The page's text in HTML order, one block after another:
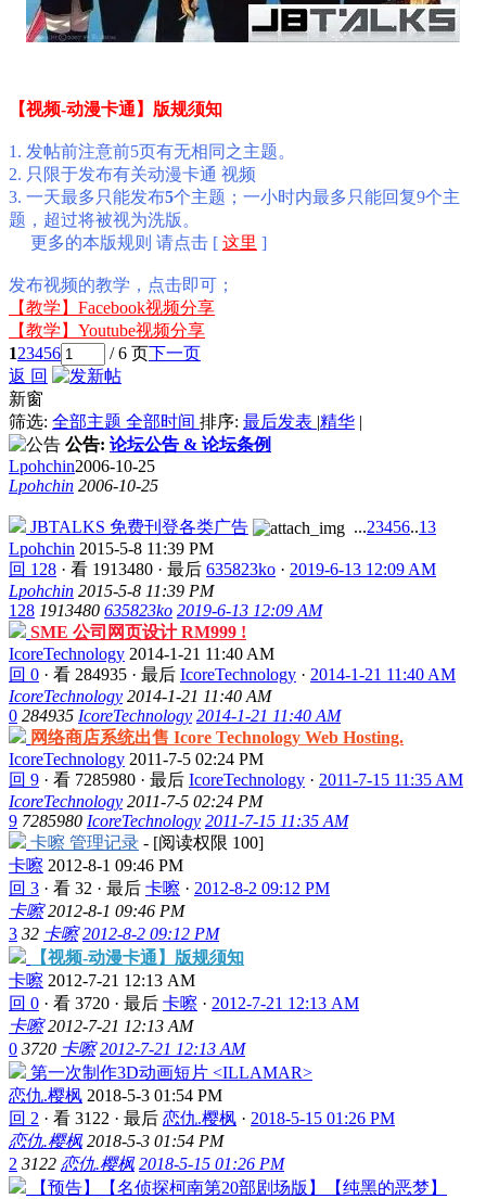
【视频-动漫卡通】版规须知
1. 发帖前注意前5页有无相同之主题。
2. 只限于发布有关动漫卡通 视频
3. 一天最多只能发布5个主题；一小时内最多只能回复9个主
题，超过将被视为洗版。
更多的本版规则 请点击 [ 这里 ]
发布视频的教学，点击即可；
【教学】Facebook视频分享
【教学】Youtube视频分享
123456 / 6 页下一页
返 回
新窗
筛选: 全部主题 全部时间 排序: 最后发表 |精华 |
公告: 论坛公告 & 论坛条例
Lpohchin2006-10-25
Lpohchin 2006-10-25
JBTALKS 免费刊登各类广告 ...23456..13
Lpohchin 2015-5-8 11:39 PM
回 128 · 看 1913480 · 最后 635823ko · 2019-6-13 12:09 AM
Lpohchin 2015-5-8 11:39 PM
128 1913480 635823ko 2019-6-13 12:09 AM
SME 公司网页设计 RM999 !
IcoreTechnology 2014-1-21 11:40 AM
回 0 · 看 284935 · 最后 IcoreTechnology · 2014-1-21 11:40 AM
IcoreTechnology 2014-1-21 11:40 AM
0 284935 IcoreTechnology 2014-1-21 11:40 AM
网络商店系统出售 Icore Technology Web Hosting.
IcoreTechnology 2011-7-5 02:24 PM
回 9 · 看 7285980 · 最后 IcoreTechnology · 2011-7-15 11:35 AM
IcoreTechnology 2011-7-5 02:24 PM
9 7285980 IcoreTechnology 2011-7-15 11:35 AM
卡嚓 管理记录 - [阅读权限 100]
卡嚓 2012-8-1 09:46 PM
回 3 · 看 32 · 最后 卡嚓 · 2012-8-2 09:12 PM
卡嚓 2012-8-1 09:46 PM
3 32 卡嚓 2012-8-2 09:12 PM
【视频-动漫卡通】版规须知
卡嚓 2012-7-21 12:13 AM
回 0 · 看 3720 · 最后 卡嚓 · 2012-7-21 12:13 AM
卡嚓 2012-7-21 12:13 AM
0 3720 卡嚓 2012-7-21 12:13 AM
第一次制作3D动画短片 <ILLAMAR>
恋仇.樱枫 2018-5-3 01:54 PM
回 2 · 看 3122 · 最后 恋仇.樱枫 · 2018-5-15 01:26 PM
恋仇.樱枫 2018-5-3 01:54 PM
2 3122 恋仇.樱枫 2018-5-15 01:26 PM
【预告】【名侦探柯南第20部剧场版】【纯黑的恶梦】